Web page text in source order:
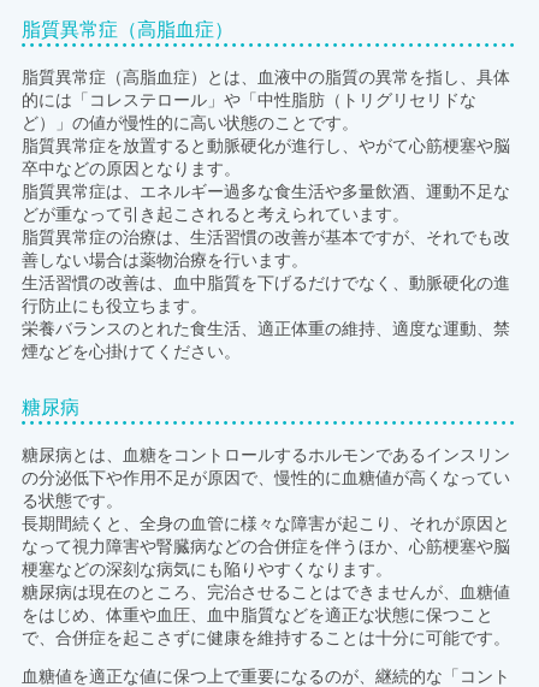
脂質異常症（高脂血症）
脂質異常症（高脂血症）とは、血液中の脂質の異常を指し、具体
的には「コレステロール」や「中性脂肪（トリグリセリドな
ど）」の値が慢性的に高い状態のことです。
脂質異常症を放置すると動脈硬化が進行し、やがて心筋梗塞や脳
卒中などの原因となります。
脂質異常症は、エネルギー過多な食生活や多量飲酒、運動不足な
どが重なって引き起こされると考えられています。
脂質異常症の治療は、生活習慣の改善が基本ですが、それでも改
善しない場合は薬物治療を行います。
生活習慣の改善は、血中脂質を下げるだけでなく、動脈硬化の進
行防止にも役立ちます。
栄養バランスのとれた食生活、適正体重の維持、適度な運動、禁
煙などを心掛けてください。
糖尿病
糖尿病とは、血糖をコントロールするホルモンであるインスリン
の分泌低下や作用不足が原因で、慢性的に血糖値が高くなってい
る状態です。
長期間続くと、全身の血管に様々な障害が起こり、それが原因と
なって視力障害や腎臓病などの合併症を伴うほか、心筋梗塞や脳
梗塞などの深刻な病気にも陥りやすくなります。
糖尿病は現在のところ、完治させることはできませんが、血糖値
をはじめ、体重や血圧、血中脂質などを適正な状態に保つこと
で、合併症を起こさずに健康を維持することは十分に可能です。
血糖値を適正な値に保つ上で重要になるのが、継続的な「コント